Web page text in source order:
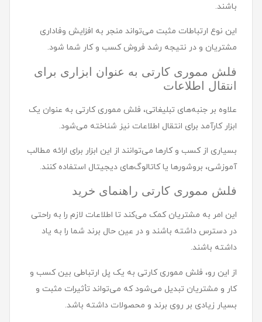
باشند.
این نوع ارتباطات مثبت می‌تواند منجر به افزایش وفاداری
مشتریان و در نتیجه رشد فروش کسب و کار شما شود.
فلش مموری کارتی به عنوان ابزاری برای
انتقال اطلاعات
علاوه بر جنبه‌های تبلیغاتی، فلش مموری کارتی به عنوان یک
ابزار کارآمد برای انتقال اطلاعات نیز شناخته می‌شود.
بسیاری از کسب و کارها می‌توانند از این ابزار برای ارائه مطالب
آموزشی، بروشورها یا کاتالوگ‌های دیجیتال استفاده کنند.
فلش مموری کارتی راهنمای خرید
این امر به مشتریان کمک می‌کند تا اطلاعات لازم را به راحتی
در دسترس داشته باشند و در عین حال برند شما را به یاد
داشته باشند.
از این رو، فلش مموری کارتی به یک پل ارتباطی بین کسب و
کار و مشتریان تبدیل می‌شود که می‌تواند تأثیرات مثبت و
بسیار زیادی بر روی برند و محصولات داشته باشد.